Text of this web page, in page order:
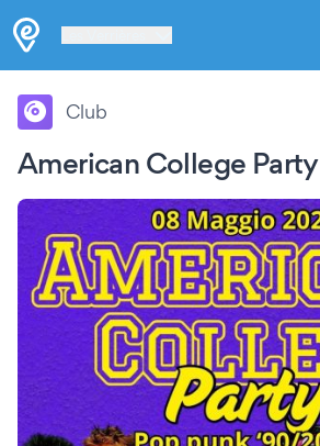
American College Party
Club